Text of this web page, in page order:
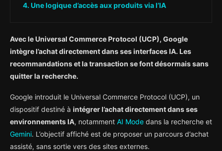
Une logique d’accès aux produits via l’IA
Avec le Universal Commerce Protocol (UCP), Google
intègre l’achat directement dans ses interfaces IA. Les
recommandations et la transaction se font désormais sans
quitter la recherche.
Google introduit le Universal Commerce Protocol (UCP), un
dispositif destiné à intégrer l’achat directement dans ses
environnements IA, notamment AI Mode dans la recherche et
Gemini. L’objectif affiché est de proposer un parcours d’achat
assisté, sans sortie vers des sites externes.